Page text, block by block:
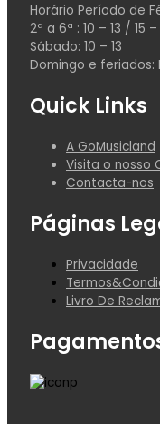
Horário Período de
2ª a 6ª : 10 – 13 / 15 –
Sábado: 10 – 13
Domingo e feriados:
Quick Links
A GoMusicland
Visita o nosso
Contacta-nos
Páginas
Privacidade
Livro De